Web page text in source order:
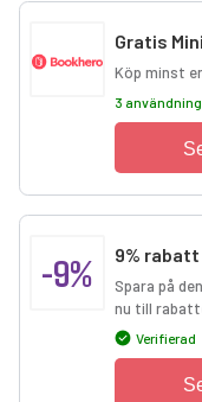
Gratis
Köp minst
3
-9% 9%
Spara på
nu till
Verifierad